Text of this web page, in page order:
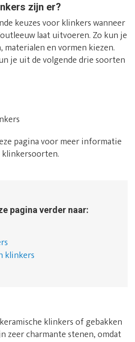
zijn er?
keuzes voor klinkers wanneer
laat uitvoeren. Zo kun je
materialen en vormen kiezen.
je uit de volgende drie soorten
pagina voor meer informatie
pagina verder naar:
klinkers
klinkers of gebakken
zeer charmante stenen, omdat